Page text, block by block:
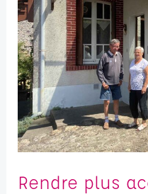
Rendre plus
notre
habitation